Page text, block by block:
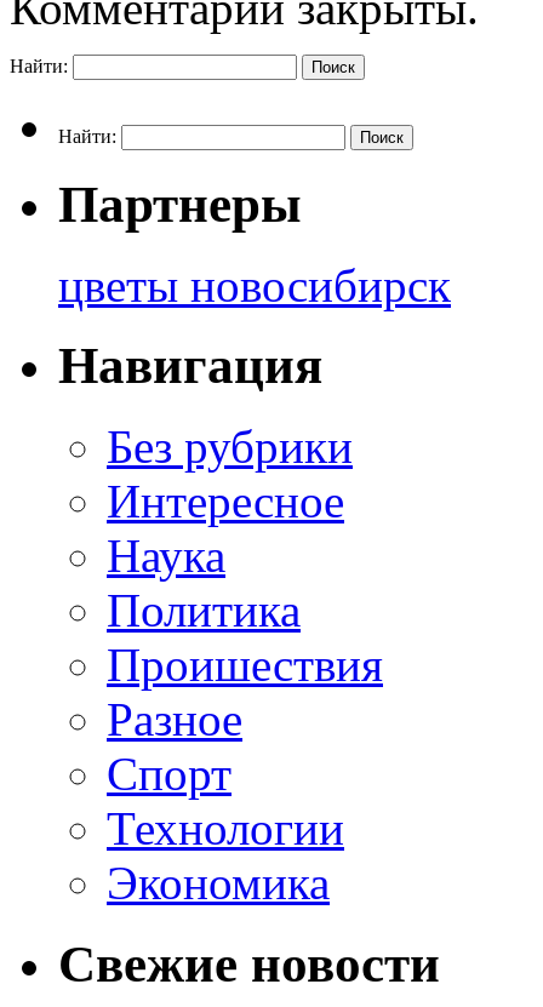
Найти:
Найти:
Партнеры
цветы новосибирск
Навигация
Без рубрики
Интересное
Наука
Политика
Проишествия
Разное
Спорт
Технологии
Экономика
Свежие новости